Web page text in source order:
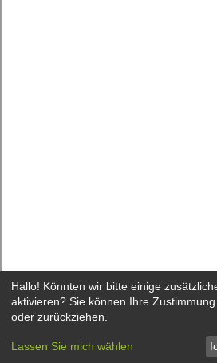
Cookies
Hallo! Könnten wir bitte einige
aktivieren? Sie können Ihre
oder zurückziehen.
Lassen Sie mich wählen